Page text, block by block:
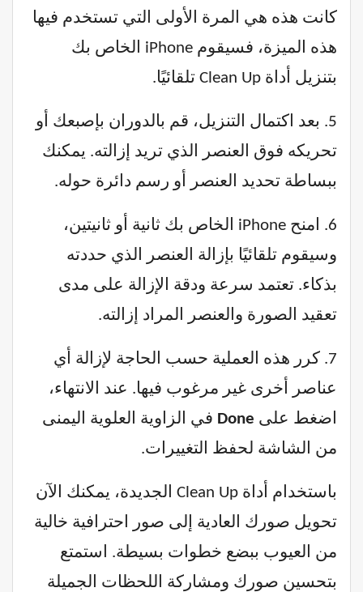
كانت هذه هي المرة الأولى التي تستخدم فيها
هذه الميزة، فسيقوم iPhone الخاص بك
بتنزيل أداة Clean Up تلقائيًا.
5. بعد اكتمال التنزيل، قم بالدوران بإصبعك أو
تحريكه فوق العنصر الذي تريد إزالته. يمكنك
ببساطة تحديد العنصر أو رسم دائرة حوله.
6. امنح iPhone الخاص بك ثانية أو ثانيتين،
وسيقوم تلقائيًا بإزالة العنصر الذي حددته
بذكاء. تعتمد سرعة ودقة الإزالة على مدى
تعقيد الصورة والعنصر المراد إزالته.
7. كرر هذه العملية حسب الحاجة لإزالة أي
عناصر أخرى غير مرغوب فيها. عند الانتهاء،
اضغط على Done في الزاوية العلوية اليمنى
من الشاشة لحفظ التغييرات.
باستخدام أداة Clean Up الجديدة، يمكنك الآن
تحويل صورك العادية إلى صور احترافية خالية
من العيوب ببضع خطوات بسيطة. استمتع
بتحسين صورك ومشاركة اللحظات الجميلة